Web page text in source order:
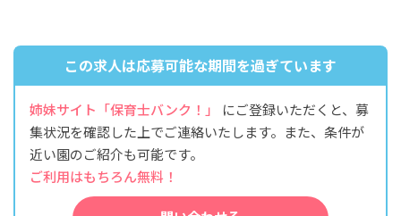
この求人は応募可能な期間を過ぎています
姉妹サイト「保育士バンク！」
にご登録いただくと、募
集状況を確認した上でご連絡いたします。また、条件が
近い園のご紹介も可能です。
ご利用はもちろん無料！